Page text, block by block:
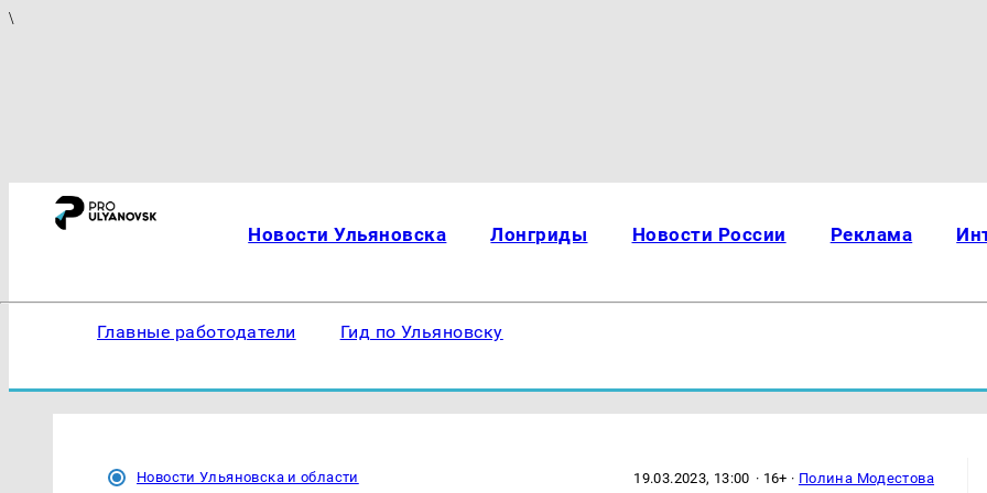
\
Новости Ульяновска Лонгриды Новости России Реклама
Главные работодатели Гид по Ульяновску
Новости Ульяновска и области 19.03.2023, 13:00 · 16+ · Полина Модестова